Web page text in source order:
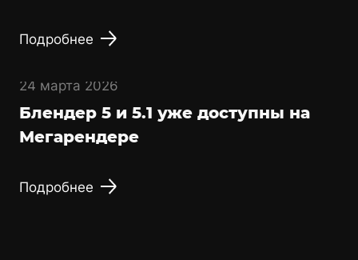
Подробнее
24 марта 2026
Блендер 5 и 5.1 уже доступны на
Мегарендере
Подробнее